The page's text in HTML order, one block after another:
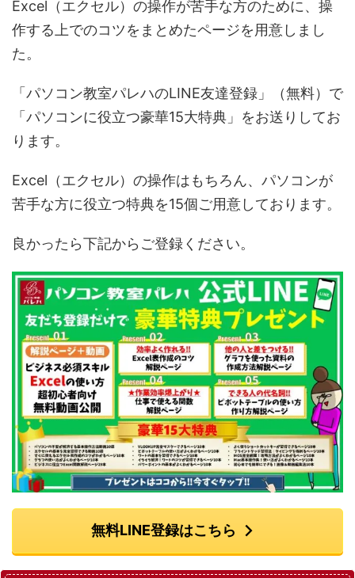
Excel（エクセル）の操作が苦手な方のために、操
作する上でのコツをまとめたページを用意しまし
た。
「パソコン教室パレハのLINE友達登録」（無料）で
「パソコンに役立つ豪華15大特典」をお送りしてお
ります。
Excel（エクセル）の操作はもちろん、パソコンが
苦手な方に役立つ特典を15個ご用意しております。
良かったら下記からご登録ください。
無料LINE登録はこちら